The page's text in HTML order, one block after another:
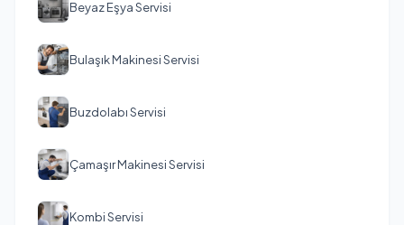
Beyaz Eşya Servisi
Bulaşık Makinesi Servisi
Buzdolabı Servisi
Çamaşır Makinesi Servisi
Kombi Servisi